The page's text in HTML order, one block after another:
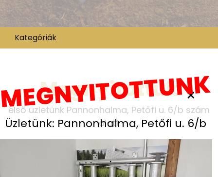
Kategóriák
×
Üzletünk: Pannonhalma, Petőfi u. 6/b
Megnyitottuk
első üzletünk Pannonhalma, Petőfi u. 6/b szám
alatt